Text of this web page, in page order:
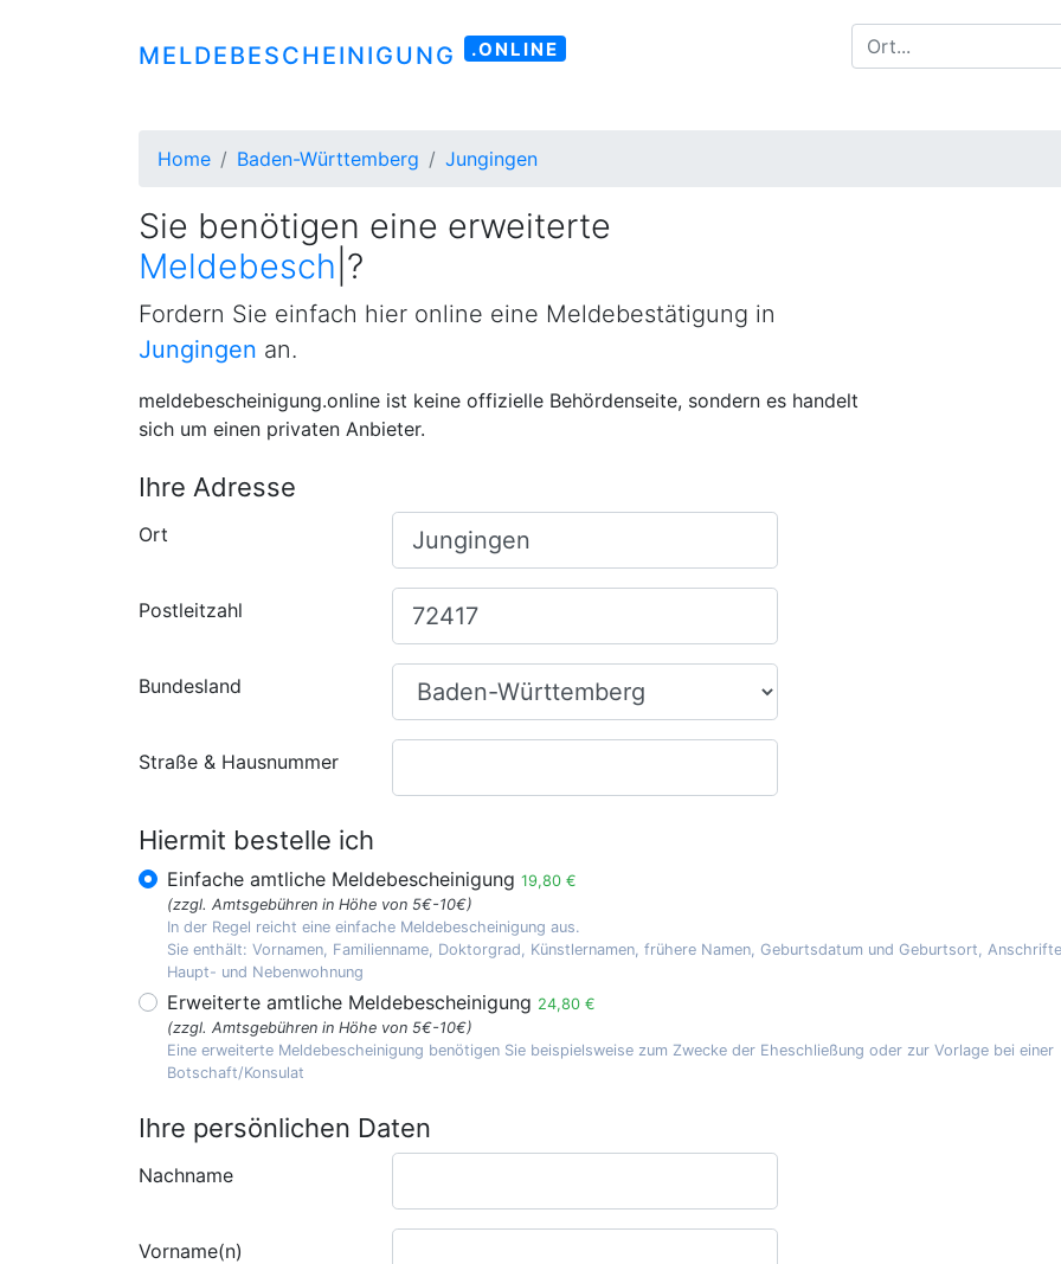
MELDEBESCHEINIGUNG .ONLINE
Home Baden-Württemberg Jungingen
Sie benötigen eine erweiterte
Meldebescheinigung
Fordern Sie einfach hier online eine Meldebestätigung in
Jungingen an.
meldebescheinigung.online ist keine offizielle Behördenseite, sondern es handelt
sich um einen privaten Anbieter.
Ihre Adresse
Ort
Postleitzahl
Bundesland
Straße & Hausnummer
Hiermit bestelle ich
Einfache amtliche Meldebescheinigung 19,80 €
(zzgl. Amtsgebühren in Höhe von 5€-10€)
In der Regel reicht eine einfache Meldebescheinigung aus.
Sie enthält: Vornamen, Familienname, Doktorgrad, Künstlernamen, frühere Namen, Geburtsdatum und Geburtsort,
Haupt- und Nebenwohnung
Erweiterte amtliche Meldebescheinigung 24,80 €
(zzgl. Amtsgebühren in Höhe von 5€-10€)
Eine erweiterte Meldebescheinigung benötigen Sie beispielsweise zum Zwecke der Eheschließung oder zur Vorlage bei einer
Botschaft/Konsulat
Ihre persönlichen Daten
Nachname
Vorname(n)